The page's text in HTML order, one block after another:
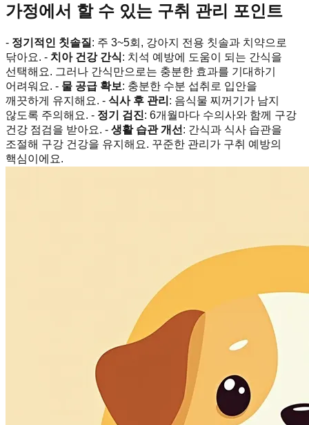
가정에서 할 수 있는 구취 관리 포인트
- 정기적인 칫솔질 : 주 3~5회, 강아지 전용 칫솔과 치약으로
닦아요. - 치아 건강 간식: 치석 예방에 도움이 되는 간식을
선택해요. 그러나 간식만으로는 충분한 효과를 기대하기
어려워요. - 물 공급 확보: 충분한 수분 섭취로 입안을
깨끗하게 유지해요. - 식사 후 관리 : 음식물 찌꺼기가 남지
않도록 주의해요. - 정기 검진: 6개월마다 수의사와 함께 구강
건강 점검을 받아요. - 생활 습관 개선 : 간식과 식사 습관을
조절해 구강 건강을 유지해요. 꾸준한 관리가 구취 예방의
핵심이에요.